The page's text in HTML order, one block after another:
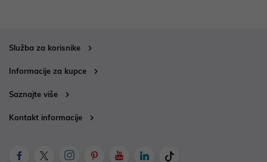
Služba za korisnike
Informacije za kupce
Saznajte više
Kontakt informacije